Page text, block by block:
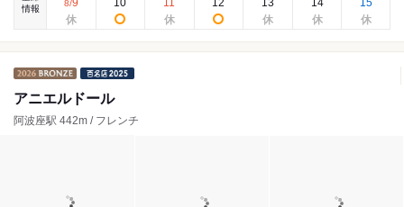
情報
8/9 10 11 12 13 14 15
アニエルドール
阿波座駅 442m / フレンチ